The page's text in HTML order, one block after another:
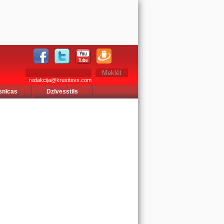
redakcija@krusttevs.com
Dzīvesstils